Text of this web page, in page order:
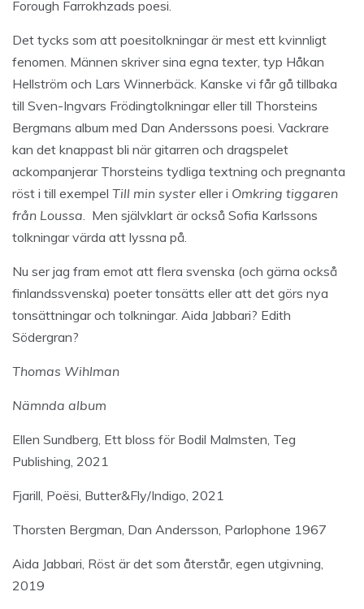
Forough Farrokhzads poesi.
Det tycks som att poesitolkningar är mest ett kvinnligt
fenomen. Männen skriver sina egna texter, typ Håkan
Hellström och Lars Winnerbäck. Kanske vi får gå tillbaka
till Sven-Ingvars Frödingtolkningar eller till Thorsteins
Bergmans album med Dan Anderssons poesi. Vackrare
kan det knappast bli när gitarren och dragspelet
ackompanjerar Thorsteins tydliga textning och pregnanta
röst i till exempel Till min syster eller i Omkring tiggaren
från Loussa . Men självklart är också Sofia Karlssons
tolkningar värda att lyssna på.
Nu ser jag fram emot att flera svenska (och gärna också
finlandssvenska) poeter tonsätts eller att det görs nya
tonsättningar och tolkningar. Aida Jabbari? Edith
Södergran?
Thomas Wihlman
Nämnda album
Ellen Sundberg, Ett bloss för Bodil Malmsten, Teg
Publishing, 2021
Fjarill, Poësi, Butter&Fly/Indigo, 2021
Thorsten Bergman, Dan Andersson, Parlophone 1967
Aida Jabbari, Röst är det som återstår, egen utgivning,
2019